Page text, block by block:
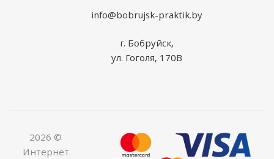
info@bobrujsk-praktik.by
г. Бобруйск,
ул. Гоголя, 170В
2026 ©
Интернет